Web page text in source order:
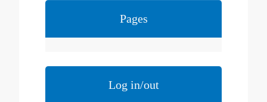
Pages
Log in/out